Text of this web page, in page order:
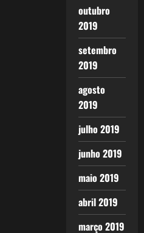
outubro
2019
setembro
2019
agosto
2019
julho 2019
junho 2019
maio 2019
abril 2019
março 2019